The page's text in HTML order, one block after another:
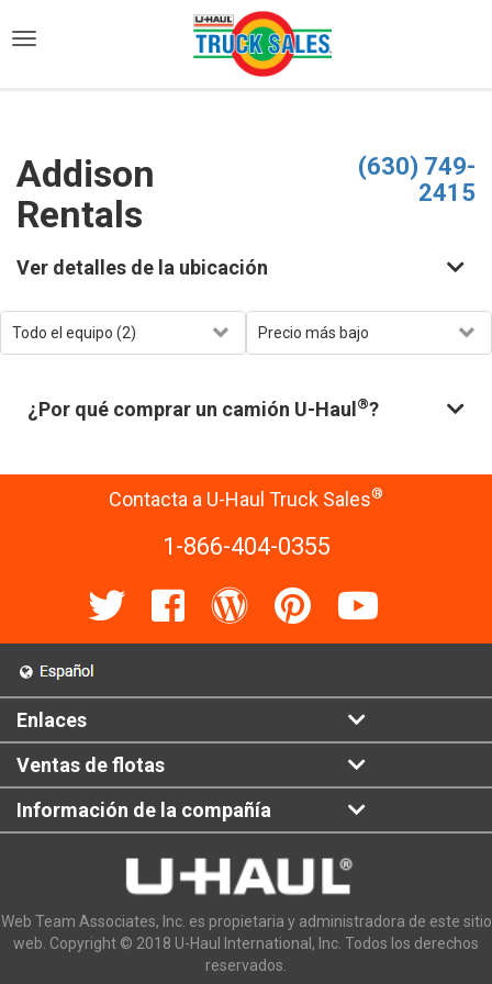
Addison
Rentals
(630) 749-
2415
Ver detalles de la ubicación
¿Por qué comprar un camión U-Haul ®?
Contacta a U-Haul Truck Sales®
1-866-404-0355
Enlaces
Ventas de flotas
Información de la compañía
Web Team Associates, Inc. es propietaria y administradora de este sitio
web. Copyright © 2018 U-Haul International, Inc. Todos los derechos
reservados.